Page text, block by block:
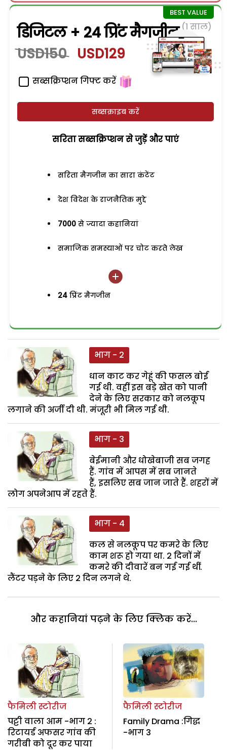
डिजिटल + 24 प्रिंट मैगजीन (1 साल)
USD150 USD129
सब्सक्रिप्शन गिफ्ट करें
सब्सक्राइब करें
सरिता सब्सक्रिप्शन से जुड़ेें और पाएं
सरिता मैगजीन का सारा कंटेंट
देश विदेश के राजनैतिक मुद्दे
7000 से ज्यादा कहानियां
समाजिक समस्याओं पर चोट करते लेख
24 प्रिंट मैगजीन
भाग - 2
धान काट कर गेहूं की फसल बोई
गई थी. वहीं इस बड़े खेत को पानी
देने के लिए सरकार को नलकूप
लगाने की अर्जी दी थी. मंजूरी भी मिल गई थी.
भाग - 3
बेईमानी और धोखेबाजी सब जगह
हैं. गांव में आपस में सब जानते
हैं, इसलिए सब जान जाते हैं. शहरों में
लोग अपनेआप में रहते हैं.
भाग - 4
कल से नलकूप पर कमरे के लिए
काम शरू हो गया था. 2 दिनों में
कमरे की दीवारें बन गई गई थीं.
लैंटर पड़ने के लिए 2 दिन लगने थे.
और कहानियां पढ़ने के लिए क्लिक करें...
फैमिली स्टोरीज
पट्टी वाला आम -भाग 2 :
रिटायर्ड अफसर गांव की
गरीबी को दूर कर पाया
फैमिली स्टोरीज
Family Drama :गिद्ध
-भाग 3